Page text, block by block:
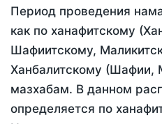
Период проведения
как по ханафитскому
Шафиитскому,
Ханбалитскому (Шафии,
мазхабам. В данном
определяется по